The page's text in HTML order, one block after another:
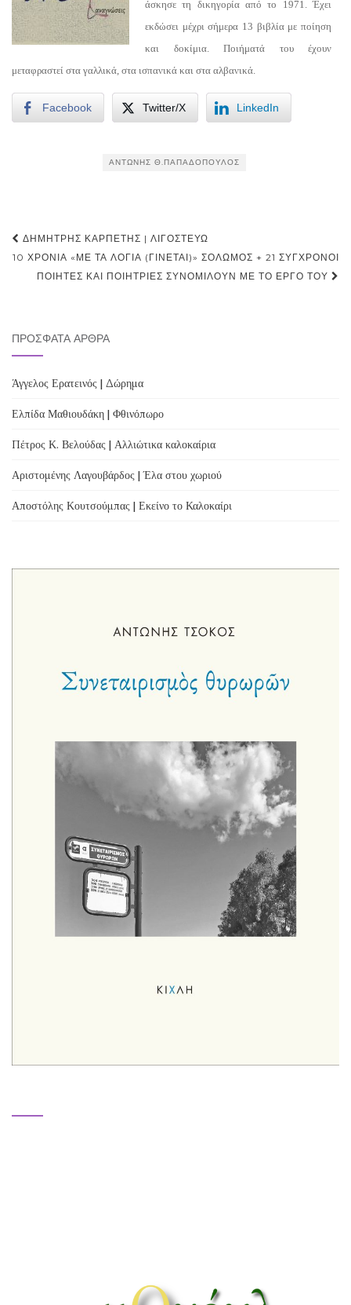
άσκησε τη δικηγορία από το 1971. Έχει
εκδώσει μέχρι σήμερα 13 βιβλία με ποίηση
και δοκίμια. Ποιήματά του έχουν
μεταφραστεί στα γαλλικά, στα ισπανικά και στα αλβανικά.
Facebook Twitter/X LinkedIn
ΑΝΤΏΝΗΣ Θ.ΠΑΠΑΔΌΠΟΥΛΟΣ
Post
navigation
ΔΗΜΉΤΡΗΣ ΚΑΡΠΈΤΗΣ | ΛΙΓΟΣΤΕΎΩ
10 ΧΡΌΝΙΑ «ΜΕ ΤΑ ΛΌΓΙΑ (ΓΊΝΕΤΑΙ)» ΣΟΛΩΜΌΣ + 21 ΣΎΓΧΡΟΝΟΙ
ΠΟΙΗΤΈΣ ΚΑΙ ΠΟΙΉΤΡΙΕΣ ΣΥΝΟΜΙΛΟΎΝ ΜΕ ΤΟ ΈΡΓΟ ΤΟΥ
ΠΡΌΣΦΑΤΑ ΆΡΘΡΑ
Άγγελος Ερατεινός | Δώρημα
Ελπίδα Μαθιουδάκη | Φθινόπωρο
Πέτρος Κ. Βελούδας | Αλλιώτικα καλοκαίρια
Αριστομένης Λαγουβάρδος | Έλα στου χωριού
Αποστόλης Κουτσούμπας | Εκείνο το Καλοκαίρι